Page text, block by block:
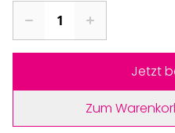
Jetzt
Zum